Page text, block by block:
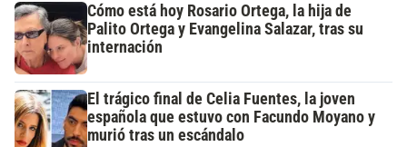
Cómo está hoy Rosario Ortega, la hija de
Palito Ortega y Evangelina Salazar, tras su
internación
El trágico final de Celia Fuentes, la joven
española que estuvo con Facundo Moyano y
murió tras un escándalo